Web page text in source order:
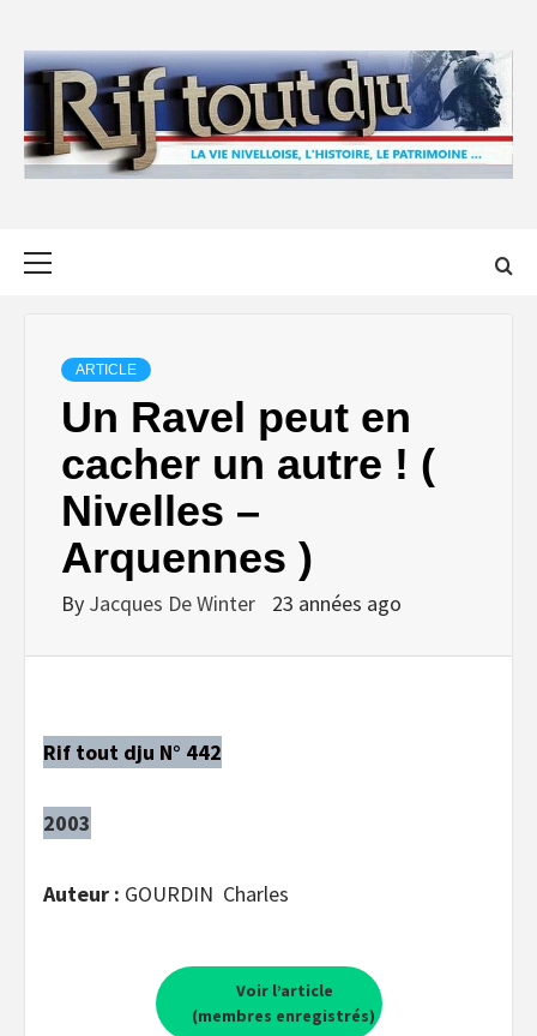
content
ARTICLE
Un Ravel peut en
cacher un autre ! (
Nivelles –
Arquennes )
By Jacques De Winter 23 années ago
Rif tout dju N° 442
2003
Auteur : GOURDIN Charles
Voir l’article
(membres enregistrés)